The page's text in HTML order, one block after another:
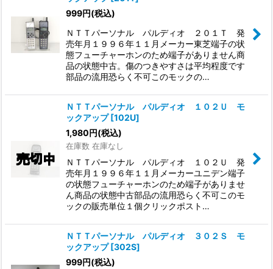
999円(税込)
ＮＴＴパーソナル パルディオ ２０１Ｔ 発
売年月１９９６年１１月メーカー東芝端子の状
態フューチャーホンのため端子がありません商
品の状態中古。傷のつきやすさは平均程度です
部品の流用恐らく不可このモックの…
ＮＴＴパーソナル パルディオ １０２Ｕ モ
ックアップ [102U]
1,980円(税込)
在庫数 在庫なし
ＮＴＴパーソナル パルディオ １０２Ｕ 発
売年月１９９６年１１月メーカーユニデン端子
の状態フューチャーホンのため端子がありませ
ん商品の状態中古部品の流用恐らく不可このモ
ックの販売単位１個クリックポスト…
ＮＴＴパーソナル パルディオ ３０２Ｓ モ
ックアップ [302S]
999円(税込)